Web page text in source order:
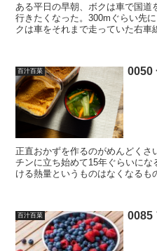
ある平日の早朝、ボクは車で国道
行きたくなった。300mぐらい先
クは車をそれまで走っていた右車
百汁百菜 0050
正直おかずを作るのがめんどくさ
チンに立ち始めて15年ぐらいに
ける熱量というものはなくなるも
百汁百菜 0085